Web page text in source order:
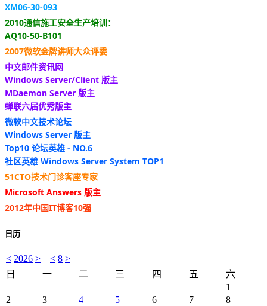
XM06-30-093
2010通信施工安全生产培训：
AQ10-50-B101
2007微软金牌讲师大众评委
中文邮件资讯网
Windows Server/Client 版主
MDaemon Server 版主
蝉联六届优秀版主
微软中文技术论坛
Windows Server 版主
Top10 论坛英雄 - NO.6
社区英雄 Windows Server System TOP1
51CTO技术门诊客座专家
Microsoft Answers 版主
2012年中国IT博客10强
日历
< 2026 > < 8 >
日
一 二 三 四 五
六
1
2
3 4 5 6 7
8